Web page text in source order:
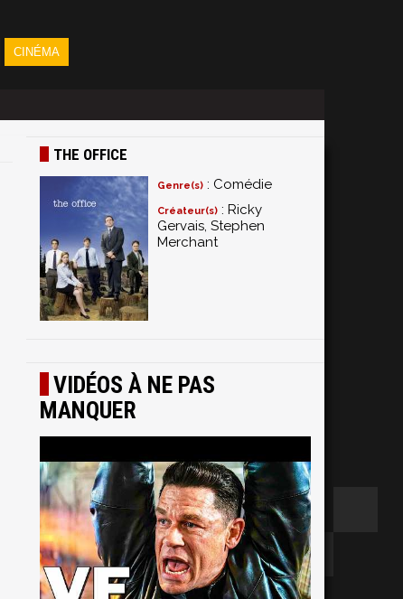
CINÉMA
THE OFFICE
Genre(s) : Comédie
Créateur(s) : Ricky
Gervais, Stephen
Merchant
VIDÉOS À NE PAS
MANQUER